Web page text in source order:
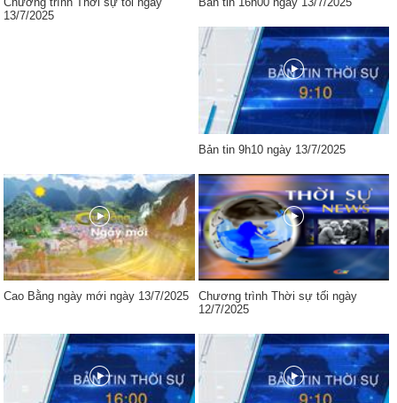
13/7/2025
Bản tin 9h10 ngày 13/7/2025
Cao Bằng ngày mới ngày 13/7/2025
Chương trình Thời sự tối ngày
12/7/2025